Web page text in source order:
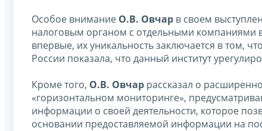
Особое внимание О.В. Овчар в своем
налоговым органом с отдельными компаниями
впервые, их уникальность заключается в том,
России показала, что данный институт
Кроме того, О.В. Овчар рассказал о
«горизонтальном мониторинге»,
информации о своей деятельности, которое
основании предоставляемой информации на